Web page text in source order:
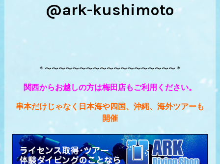
@ark-kushimoto
＊〜〜〜〜〜〜〜〜〜〜〜〜〜〜〜〜〜〜〜＊
関西からお越しの方は梅田店もご利用ください。
串本だけじゃなく日本海や四国、沖縄、海外ツアーも
開催